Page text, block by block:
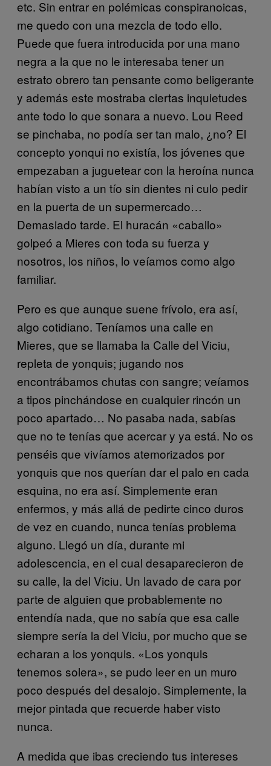
etc. Sin entrar en polémicas conspiranoicas,
me quedo con una mezcla de todo ello.
Puede que fuera introducida por una mano
negra a la que no le interesaba tener un
estrato obrero tan pensante como beligerante
y además este mostraba ciertas inquietudes
ante todo lo que sonara a nuevo. Lou Reed
se pinchaba, no podía ser tan malo, ¿no? El
concepto yonqui no existía, los jóvenes que
empezaban a juguetear con la heroína nunca
habían visto a un tío sin dientes ni culo pedir
en la puerta de un supermercado…
Demasiado tarde. El huracán «caballo»
golpeó a Mieres con toda su fuerza y
nosotros, los niños, lo veíamos como algo
familiar.
Pero es que aunque suene frívolo, era así,
algo cotidiano. Teníamos una calle en
Mieres, que se llamaba la Calle del Viciu,
repleta de yonquis; jugando nos
encontrábamos chutas con sangre; veíamos
a tipos pinchándose en cualquier rincón un
poco apartado… No pasaba nada, sabías
que no te tenías que acercar y ya está. No os
penséis que vivíamos atemorizados por
yonquis que nos querían dar el palo en cada
esquina, no era así. Simplemente eran
enfermos, y más allá de pedirte cinco duros
de vez en cuando, nunca tenías problema
alguno. Llegó un día, durante mi
adolescencia, en el cual desaparecieron de
su calle, la del Viciu. Un lavado de cara por
parte de alguien que probablemente no
entendía nada, que no sabía que esa calle
siempre sería la del Viciu, por mucho que se
echaran a los yonquis. «Los yonquis
tenemos solera», se pudo leer en un muro
poco después del desalojo. Simplemente, la
mejor pintada que recuerde haber visto
nunca.
A medida que ibas creciendo tus intereses